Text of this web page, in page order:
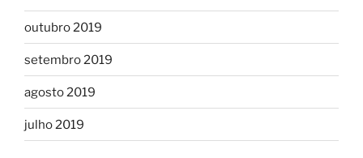
outubro 2019
setembro 2019
agosto 2019
julho 2019